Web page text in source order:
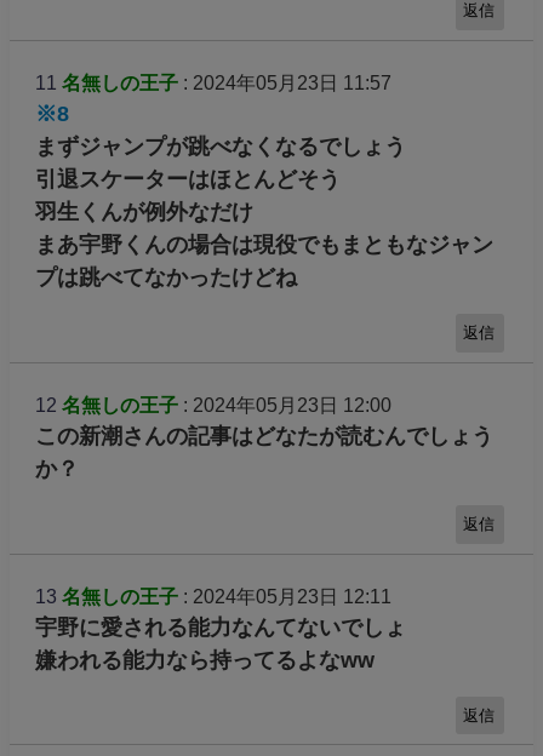
返信
11 名無しの王子: 2024年05月23日 11:57
※8
まずジャンプが跳べなくなるでしょう
引退スケーターはほとんどそう
羽生くんが例外なだけ
まあ宇野くんの場合は現役でもまともなジャン
プは跳べてなかったけどね
返信
12 名無しの王子: 2024年05月23日 12:00
この新潮さんの記事はどなたが読むんでしょう
か？
返信
13 名無しの王子: 2024年05月23日 12:11
宇野に愛される能力なんてないでしょ
嫌われる能力なら持ってるよなww
返信